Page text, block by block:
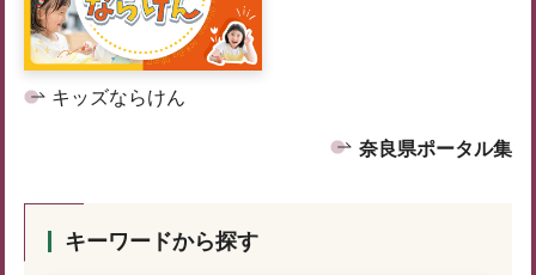
キッズならけん
奈良県ポータル集
キーワードから探す